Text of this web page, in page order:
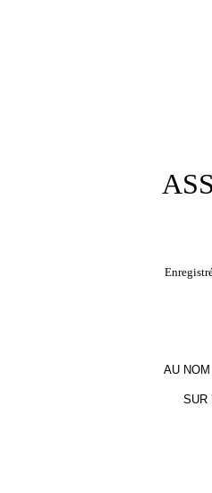
AU
SUR